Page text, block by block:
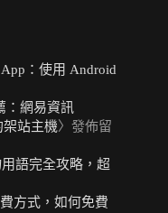
：使用 Android
：網易資訊
架站主機〉發佈留
語完全攻略，超
方式，如何免費